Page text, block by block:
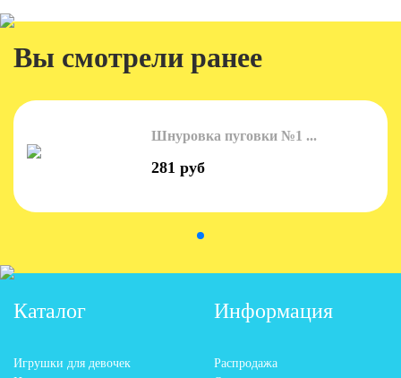
Вы смотрели ранее
Шнуровка пуговки №1 ...
281 руб
Каталог
Игрушки для девочек
Информация
Распродажа